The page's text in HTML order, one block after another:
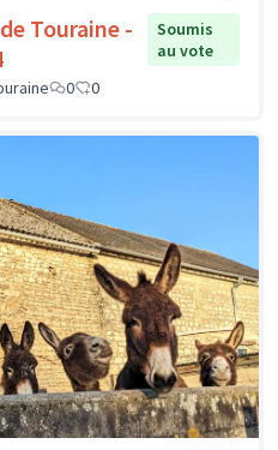
Touraine -
Soumis
au vote
0 0